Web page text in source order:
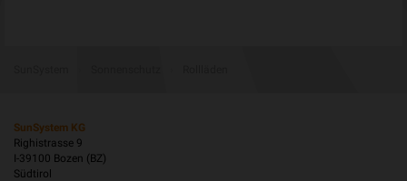
SunSystem KG
Righistrasse 9
I-39100 Bozen (BZ)
Südtirol